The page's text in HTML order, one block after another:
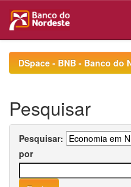
navigationDSpace - BNB - Banco do
Pesquisar
Pesquisar:
por